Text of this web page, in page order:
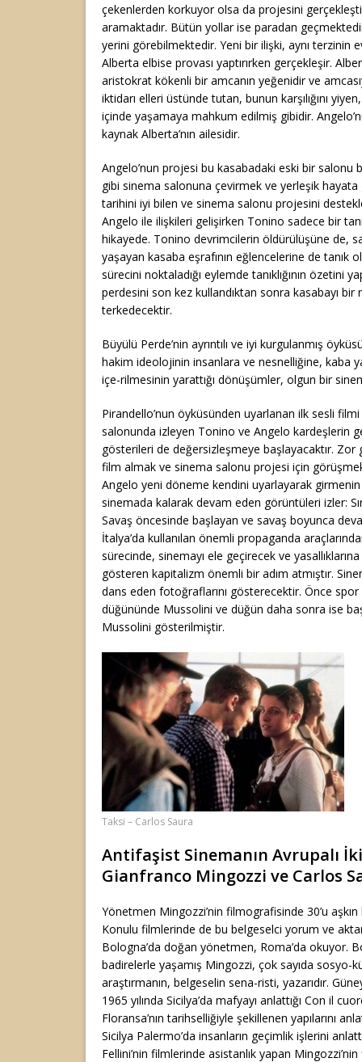
çekenlerden korkuyor olsa da projesini
aramaktadır. Bütün yollar ise paradan
yerini görebilmektedir. Yeni bir ilişki, aynı terzinin
Alberta elbise provası yaptırırken gerçekleşir.
aristokrat kökenli bir amcanın yeğenidir ve
iktidarı elleri üstünde tutan, bunun karşılığını
içinde yaşamaya mahkum edilmiş gibidir.
kaynak Alberta’nın ailesidir.
Angelo’nun projesi bu kasabadaki eski bir salonu
gibi sinema salonuna çevirmek ve yerleşik
tarihini iyi bilen ve sinema salonu projesini
Angelo ile ilişkileri gelişirken Tonino sadece bir
hikayede. Tonino devrimcilerin öldürülüşüne de,
yaşayan kasaba eşrafının eğlencelerine de tanık
sürecini noktaladığı eylemde tanıklığının özetini
perdesini son kez kullandıktan sonra kasabayı bir
terkedecektir.
Büyülü Perde’nin ayrıntılı ve iyi kurgulanmış
hakim ideolojinin insanlara ve nesnelliğine, kaba
içe-rilmesinin yarattığı dönüşümler, olgun bir
Pirandello’nun öyküsünden uyarlanan ilk sesli
salonunda izleyen Tonino ve Angelo kardeşlerin
gösterileri de değersizleşmeye başlayacaktır. Zor
film almak ve sinema salonu projesi için
Angelo yeni döneme kendini uyarlayarak girmenin
sinemada kalarak devam eden görüntüleri izler:
Savaş öncesinde başlayan ve savaş boyunca
İtalya’da kullanılan önemli propaganda
sürecinde, sinemayı ele geçirecek ve
gösteren kapitalizm önemli bir adım atmıştır.
dans eden fotoğraflarını gösterecektir. Önce spor
düğününde Mussolini ve düğün daha sonra ise
Mussolini gösterilmiştir.
Taksi – Carlos Saura
Antifaşist Sinemanın Avrupalı
Gianfranco Mingozzi ve Carlos
Yönetmen Mingozzi’nin filmografisinde 30’u
Konulu filmlerinde de bu belgeselci yorum ve
Bologna’da doğan yönetmen, Roma’da okuyor.
badirelerle yaşamış Mingozzi, çok sayıda sosyo-
araştırmanın, belgeselin sena-risti, yazarıdır.
1965 yılında Sicilya’da mafyayı anlattığı Con il
Floransa’nın tarihselliğiyle şekillenen yapılarını
Sicilya Palermo’da insanların geçimlik işlerini
Fellini’nin filmlerinde asistanlık yapan